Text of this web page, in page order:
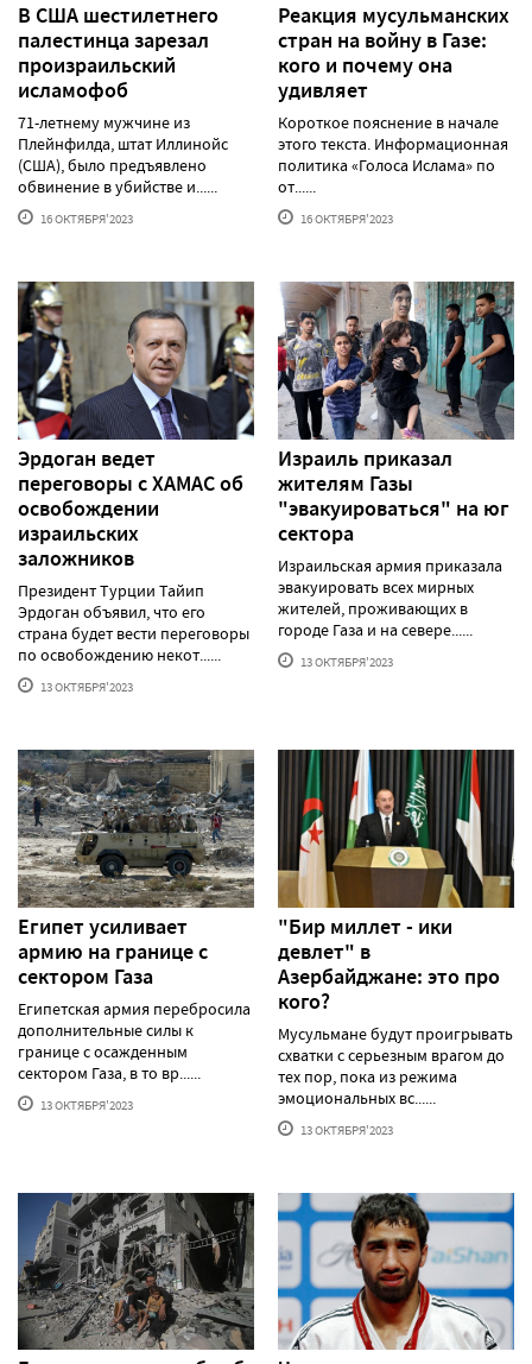
В США шестилетнего
палестинца зарезал
произраильский
исламофоб
71-летнему мужчине из
Плейнфилда, штат Иллинойс
(США), было предъявлено
обвинение в убийстве и......
16 ОКТЯБРЯ'2023
Реакция мусульманских
стран на войну в Газе:
кого и почему она
удивляет
Короткое пояснение в начале
этого текста. Информационная
политика «Голоса Ислама» по
от......
16 ОКТЯБРЯ'2023
Эрдоган ведет
переговоры с ХАМАС об
освобождении
израильских
заложников
Президент Турции Тайип
Эрдоган объявил, что его
страна будет вести переговоры
по освобождению некот......
13 ОКТЯБРЯ'2023
Израиль приказал
жителям Газы
"эвакуироваться" на юг
сектора
Израильская армия приказала
эвакуировать всех мирных
жителей, проживающих в
городе Газа и на севере......
13 ОКТЯБРЯ'2023
Египет усиливает
армию на границе с
сектором Газа
Египетская армия перебросила
дополнительные силы к
границе с осажденным
сектором Газа, в то вр......
13 ОКТЯБРЯ'2023
"Бир миллет - ики
девлет" в
Азербайджане: это про
кого?
Мусульмане будут проигрывать
схватки с серьезным врагом до
тех пор, пока из режима
эмоциональных вс......
13 ОКТЯБРЯ'2023